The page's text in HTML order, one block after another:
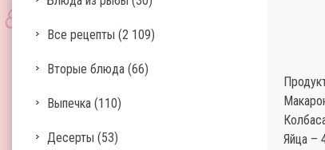
Все рецепты (2 109)
Вторые блюда (66)
Выпечка (110)
Десерты (53)
Яйца –